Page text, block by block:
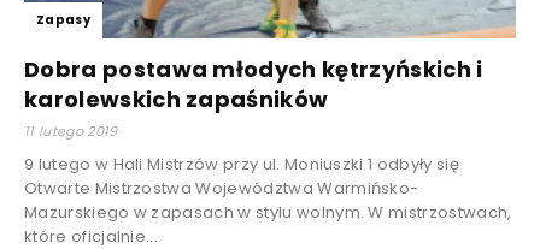
Zapasy
Dobra postawa młodych kętrzyńskich i
karolewskich zapaśników
11 lutego 2019
9 lutego w Hali Mistrzów przy ul. Moniuszki 1 odbyły się
Otwarte Mistrzostwa Województwa Warmińsko-
Mazurskiego w zapasach w stylu wolnym. W mistrzostwach,
które oficjalnie...